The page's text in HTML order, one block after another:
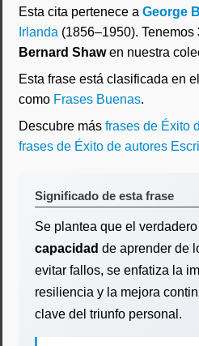
Esta cita pertenece a George
Irlanda (1856–1950). Tenemos
Bernard Shawen nuestra
Esta frase está clasificada en
como Frases Buenas.
Descubre más frases de Éxito
frases de Éxito de autores
Significado de esta frase
Se plantea que el
capacidad de aprender de
evitar fallos, se enfatiza la
resiliencia y la mejora
clave del triunfo personal.